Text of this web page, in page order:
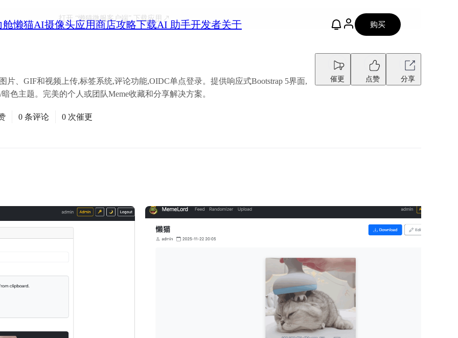
舱懒猫AI摄像头应用商店攻略下载AI 助手开发者关于 购买
打开 “懒猫微服客户端”下载应用
片、GIF和视频上传,标签系统,评论功能,OIDC单点登录。提供响应式Bootstrap 5界面,
色主题。完美的个人或团队Meme收藏和分享解决方案。
催更 点赞 分享
0 条评论 0 次催更